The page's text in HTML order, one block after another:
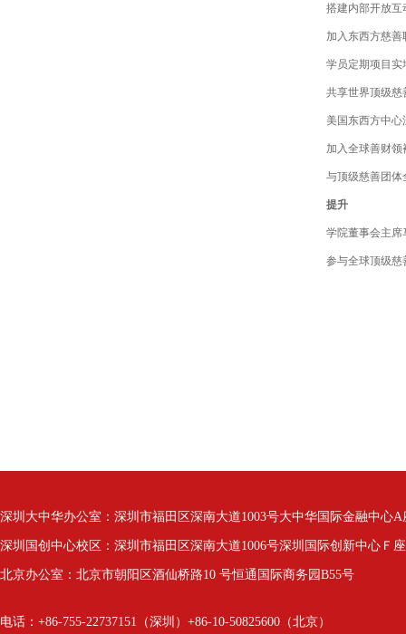
搭建内部开放互
加入东西方慈
学员定期项目实
共享世界顶级慈
美国东西方中心
加入全球善财
与顶级慈善团体
提升
学院董事会主席
参与全球顶级慈
深圳大中华办公室：深圳市福田区深南大道1003号大中华国际金融中心A
深圳国创中心校区：深圳市福田区深南大道1006号深圳国际创新中心Ｆ
北京办公室：北京市朝阳区酒仙桥路10 号恒通国际商务园B55号
电话：+86-755-22737151（深圳）+86-10-50825600（北京）